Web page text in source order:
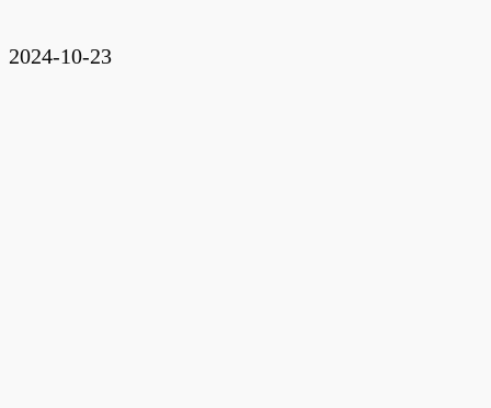
2024-10-23